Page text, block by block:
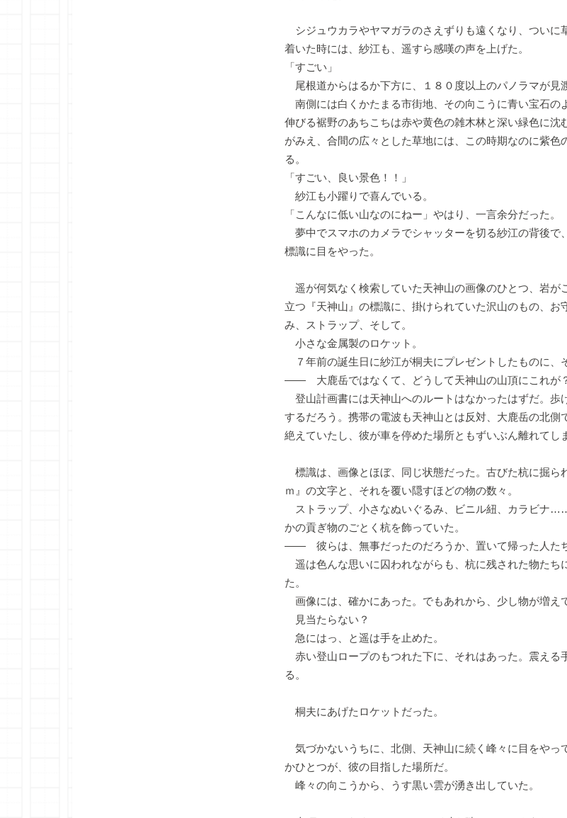
シジュウカラやヤマガラのさえずりも遠くなり、ついに
着いた時には、紗江も、遥すら感嘆の声を上げた。
「すごい」
尾根道からはるか下方に、１８０度以上のパノラマが見
南側には白くかたまる市街地、その向こうに青い宝石の
伸びる裾野のあちこちは赤や黄色の雑木林と深い緑色に沈
がみえ、合間の広々とした草地には、この時期なのに紫色
る。
「すごい、良い景色！！」
紗江も小躍りで喜んでいる。
「こんなに低い山なのにねー」やはり、一言余分だった。
夢中でスマホのカメラでシャッターを切る紗江の背後で
標識に目をやった。
遥が何気なく検索していた天神山の画像のひとつ、岩が
立つ『天神山』の標識に、掛けられていた沢山のもの、お
み、ストラップ、そして。
小さな金属製のロケット。
７年前の誕生日に紗江が桐夫にプレゼントしたものに、
―― 大鹿岳ではなくて、どうして天神山の山頂にこれが
登山計画書には天神山へのルートはなかったはずだ。歩
するだろう。携帯の電波も天神山とは反対、大鹿岳の北側
絶えていたし、彼が車を停めた場所ともずいぶん離れてし
標識は、画像とほぼ、同じ状態だった。古びた杭に掘
ｍ』の文字と、それを覆い隠すほどの物の数々。
ストラップ、小さなぬいぐるみ、ビニル紐、カラビナ
かの貢ぎ物のごとく杭を飾っていた。
―― 彼らは、無事だったのだろうか、置いて帰った人たち
遥は色んな思いに囚われながらも、杭に残された物たち
た。
画像には、確かにあった。でもあれから、少し物が増え
見当たらない？
急にはっ、と遥は手を止めた。
赤い登山ロープのもつれた下に、それはあった。震える
る。
桐夫にあげたロケットだった。
気づかないうちに、北側、天神山に続く峰々に目をやっ
かひとつが、彼の目指した場所だ。
峰々の向こうから、うす黒い雲が湧き出していた。